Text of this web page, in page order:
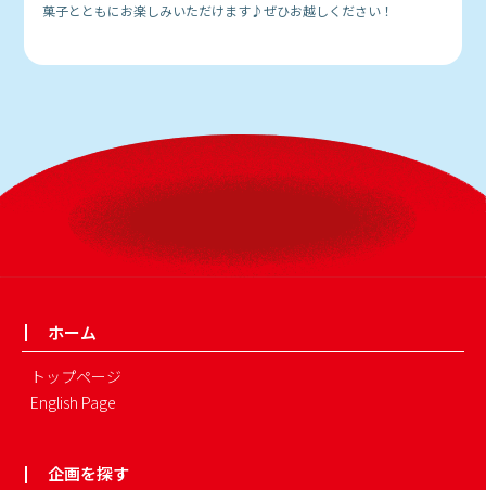
菓子とともにお楽しみいただけます♪ぜひお越しください！
ホーム
トップページ
English Page
企画を探す